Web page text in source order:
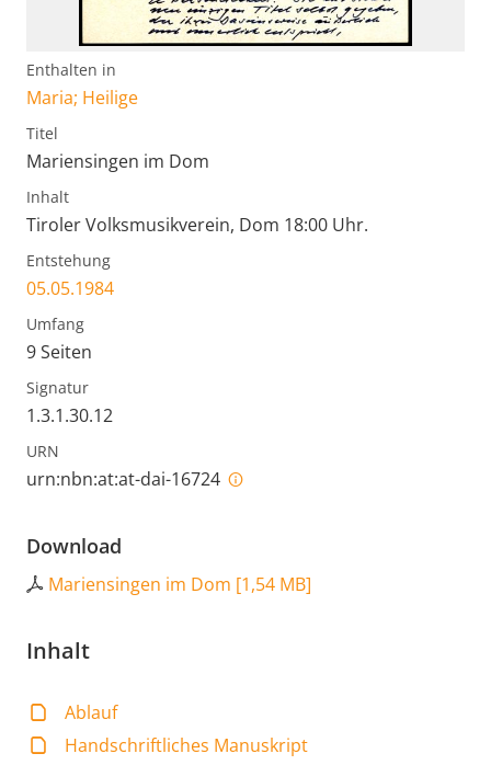
Enthalten in
Maria; Heilige
Titel
Mariensingen im Dom
Inhalt
Tiroler Volksmusikverein, Dom 18:00 Uhr.
Entstehung
05.05.1984
Umfang
9 Seiten
Signatur
1.3.1.30.12
URN
urn:nbn:at:at-dai-16724
Download
Mariensingen im Dom [1,54 MB]
Inhalt
Ablauf
Handschriftliches Manuskript